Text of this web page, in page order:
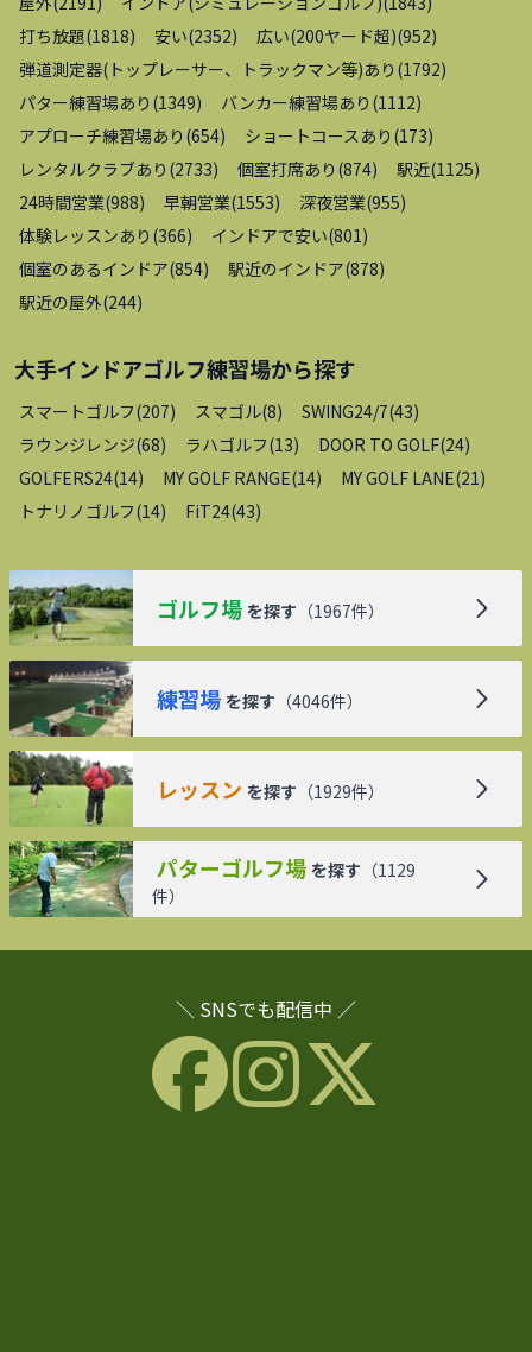
打ち放題(1818) 安い(2352) 広い(200ヤード超)(952)
弾道測定器(トップレーサー、トラックマン等)あり (1792)
パター練習場あり (1349) バンカー練習場あり (1112)
アプローチ練習場あり (654) ショートコースあり (173)
レンタルクラブあり (2733) 個室打席あり (874) 駅近(1125)
24時間営業(988) 早朝営業(1553) 深夜営業(955)
体験レッスンあり (366) インドアで安い(801)
個室のあるインドア(854) 駅近のインドア(878)
駅近の屋外(244)
大手インドアゴルフ練習場から探す
スマートゴルフ(207) スマゴル(8) SWING24/7(43)
ラウンジレンジ(68) ラハゴルフ(13) DOOR TO GOLF(24)
GOLFERS24(14) MY GOLF RANGE(14) MY GOLF LANE(21)
トナリノゴルフ(14) FiT24(43)
ゴルフ場 を探す （1967件）
練習場 を探す （4046件）
レッスン を探す （1929件）
パターゴルフ場 を探す （1129
件）
＼ SNSでも配信中 ／